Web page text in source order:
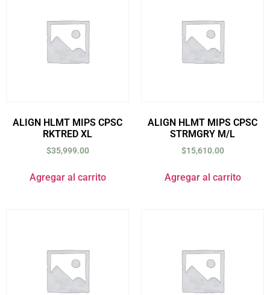
ALIGN HLMT MIPS CPSC
RKTRED XL
$35,999.00
Agregar al carrito
ALIGN HLMT MIPS CPSC
STRMGRY M/L
$15,610.00
Agregar al carrito